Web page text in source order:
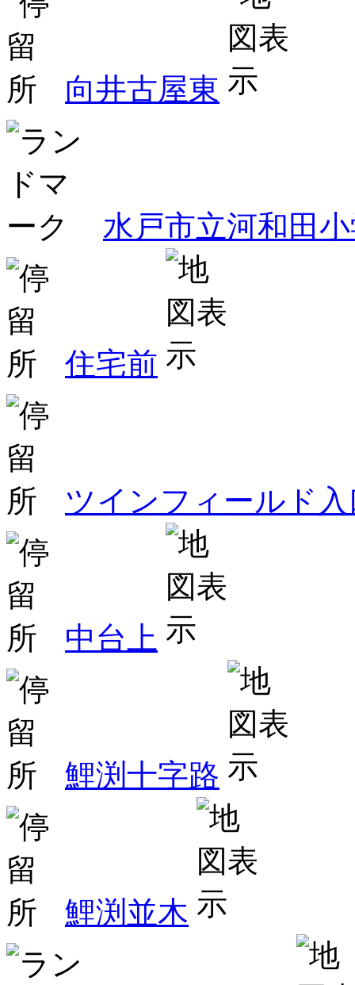
向井古屋東
水戸市立河和田
住宅前
ツインフィールド
中台上
鯉渕十字路
鯉渕並木